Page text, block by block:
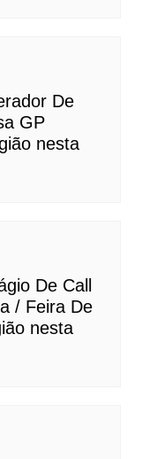
De
GP
nesta
De Call
/ Feira De
nesta